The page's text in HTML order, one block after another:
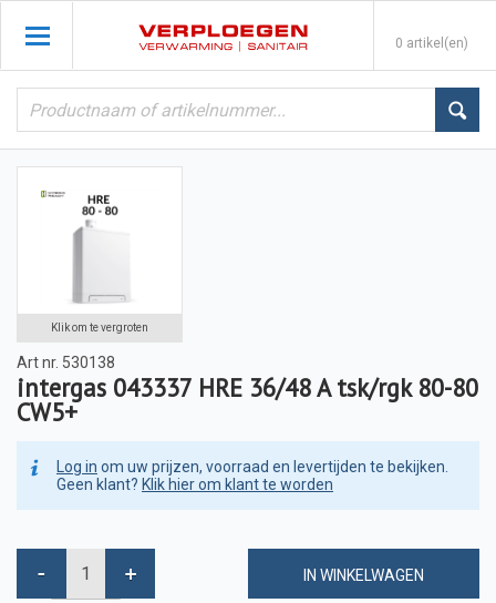
0 artikel(en)
Klik om te vergroten
Art nr. 530138
intergas 043337 HRE 36/48 A tsk/rgk 80-80
CW5+
Log in om uw prijzen, voorraad en levertijden te bekijken.
Geen klant? Klik hier om klant te worden
IN WINKELWAGEN